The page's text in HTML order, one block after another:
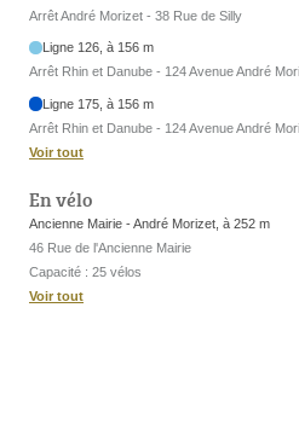
Arrêt André Morizet - 38 Rue de Silly
Ligne 126, à 156 m
Arrêt Rhin et Danube - 124 Avenue André
Ligne 175, à 156 m
Arrêt Rhin et Danube - 124 Avenue André
Voir tout
En vélo
Ancienne Mairie - André Morizet, à 252 m
46 Rue de l'Ancienne Mairie
Capacité : 25 vélos
Voir tout